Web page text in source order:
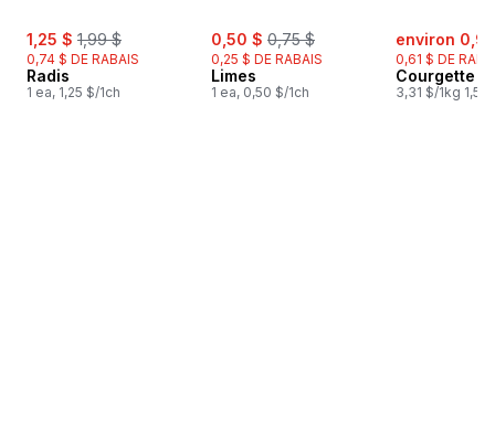
sale:
1,25 $ , formerly:
1,99 $
0,74 $ DE RABAIS
Radis
1 ea, 1,25 $/1ch
sale:
0,50 $ , formerly:
0,75 $
0,25 $ DE RABAIS
Limes
1 ea, 0,50 $/1ch
sale:
environ
0,61 $ DE
Courgette
3,31 $/1kg 1,50